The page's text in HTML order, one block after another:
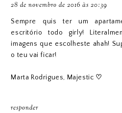
28 de novembro de 2016 às 20:39
Sempre quis ter um
escritório todo girly!
imagens que escolheste ahah!
o teu vai ficar!
Marta Rodrigues, Majestic ♡
responder